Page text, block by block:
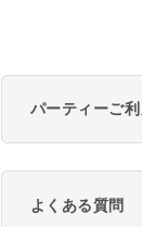
パーティーご
よくある質問